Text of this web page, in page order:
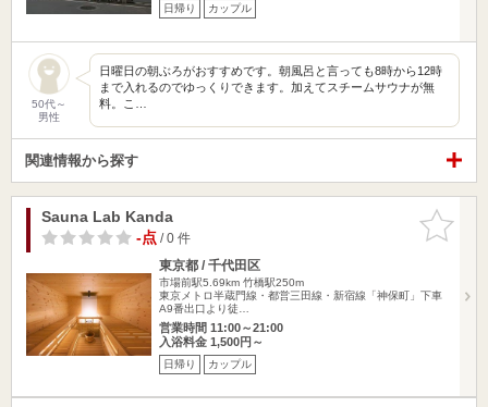
日帰り カップル
50代～
男性
日曜日の朝ぶろがおすすめです。朝風呂と言っても8時から12時
まで入れるのでゆっくりできます。加えてスチームサウナが無
料。こ…
関連情報から探す
お気に入
りに追加
Sauna Lab Kanda
-点/ 0 件
東京都 / 千代田区
市場前駅5.69km 竹橋駅250m
東京メトロ半蔵門線・都営三田線・新宿線「神保町」下車
A9番出口より徒…
営業時間 11:00～21:00
入浴料金 1,500円～
日帰り カップル